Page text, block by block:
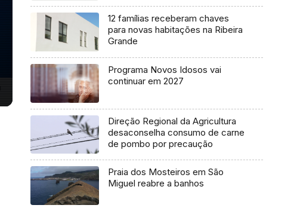
12 famílias receberam chaves
para novas habitações na Ribeira
Grande
Programa Novos Idosos vai
continuar em 2027
Direção Regional da Agricultura
desaconselha consumo de carne
de pombo por precaução
Praia dos Mosteiros em São
Miguel reabre a banhos